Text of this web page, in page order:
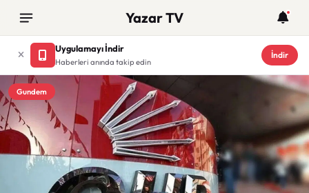
Yazar TV
Uygulamayı İndir
Haberleri anında takip edin
İndir
Gundem